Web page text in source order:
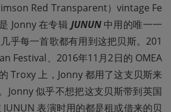
Red Transparent）vintage Fe
Jonny 在专辑 JUNUN 中用的唯一一
乎每一首歌都有用到这把贝斯。201
Festival、2016年11月2日的 OMEA
Troxy 上，Jonny 都用了这支贝斯来
Jonny 似乎不想把这支贝斯带到英国
表演时用的都是租或借来的贝